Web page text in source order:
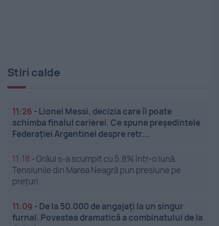
Stiri calde
11:26 - Lionel Messi, decizia care îi poate
schimba finalul carierei. Ce spune președintele
Federației Argentinei despre retr...
11:18 -Grâul s-a scumpit cu 5,8% într-o lună.
Tensiunile din Marea Neagră pun presiune pe
prețuri
11:09 - De la 50.000 de angajați la un singur
furnal. Povestea dramatică a combinatului de la